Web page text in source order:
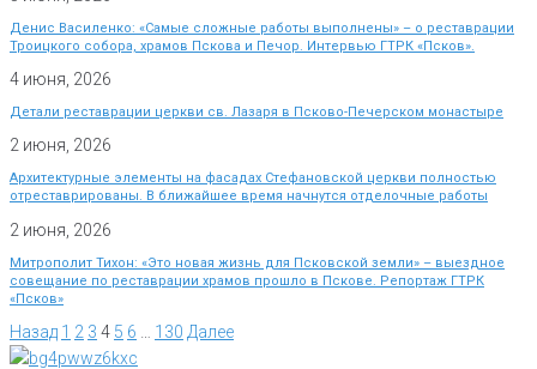
Денис Василенко: «Самые сложные работы выполнены» – о реставрации
Троицкого собора, храмов Пскова и Печор. Интервью ГТРК «Псков».
4 июня, 2026
Детали реставрации церкви св. Лазаря в Псково-Печерском монастыре
2 июня, 2026
Архитектурные элементы на фасадах Стефановской церкви полностью
отреставрированы. В ближайшее время начнутся отделочные работы
2 июня, 2026
Митрополит Тихон: «Это новая жизнь для Псковской земли» – выездное
совещание по реставрации храмов прошло в Пскове. Репортаж ГТРК
«Псков»
Назад 1 2 3 4 5 6 130 Далее